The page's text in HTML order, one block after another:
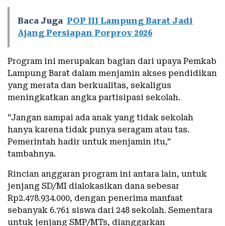
Baca Juga POP III Lampung Barat Jadi
Ajang Persiapan Porprov 2026
Program ini merupakan bagian dari upaya Pemkab
Lampung Barat dalam menjamin akses pendidikan
yang merata dan berkualitas, sekaligus
meningkatkan angka partisipasi sekolah.
“Jangan sampai ada anak yang tidak sekolah
hanya karena tidak punya seragam atau tas.
Pemerintah hadir untuk menjamin itu,”
tambahnya.
Rincian anggaran program ini antara lain, untuk
jenjang SD/MI dialokasikan dana sebesar
Rp2.478.934.000, dengan penerima manfaat
sebanyak 6.761 siswa dari 248 sekolah. Sementara
untuk jenjang SMP/MTs, dianggarkan